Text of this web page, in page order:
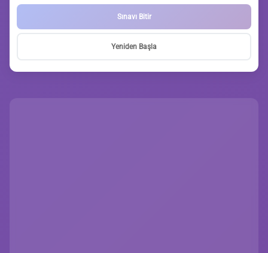
Sınavı Bitir
Yeniden Başla